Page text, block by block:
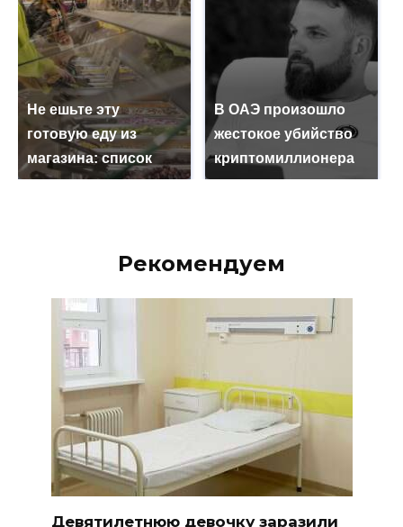
Не ешьте эту
готовую еду из
магазина: список
В ОАЭ произошло
жестокое убийство
криптомиллионера
Рекомендуем
Девятилетнюю девочку заразили